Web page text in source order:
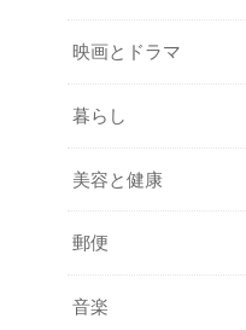
映画とドラマ
暮らし
美容と健康
郵便
音楽